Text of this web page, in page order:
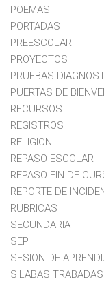
POEMAS
PORTADAS
PREESCOLAR
PROYECTOS
PRUEBAS
PUERTAS DE
RECURSOS
REGISTROS
RELIGION
REPASO ESCOLAR
REPASO FIN DE
REPORTE DE
RUBRICAS
SECUNDARIA
SEP
SESION DE
SILABAS TRABADAS